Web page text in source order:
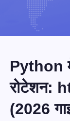
Python
रोटेशन:
(2026